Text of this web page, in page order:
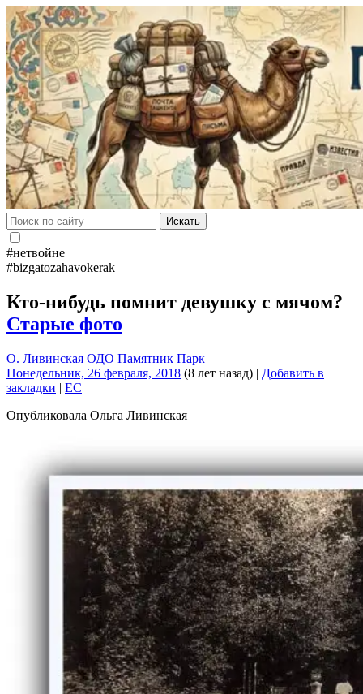
Искать
#нетвойне
#bizgatozahavokerak
Кто-нибудь помнит девушку с мячом?
Старые фото
О. Ливинская ОДО Памятник Парк
Понедельник, 26 февраля, 2018 (8 лет назад) | Добавить в
закладки | EC
Опубликовала Ольга Ливинская